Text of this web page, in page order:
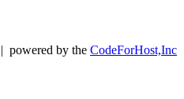
| powered by the CodeForHost,Inc